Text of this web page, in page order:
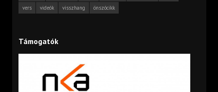
vers
videók visszhang önszócikk
Támogatók